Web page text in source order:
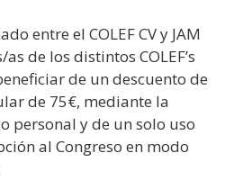
entre el COLEF CV y JAM
de los distintos COLEF’s
de un descuento de
de 75€, mediante la
personal y de un solo uso
al Congreso en modo